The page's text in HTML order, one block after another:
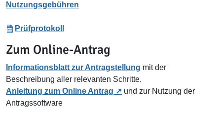
Nutzungsgebühren
Prüfprotokoll
Zum Online-Antrag
Informationsblatt zur Antragstellung mit der
Beschreibung aller relevanten Schritte.
Anleitung zum Online Antrag
und zur Nutzung der
Antragssoftware